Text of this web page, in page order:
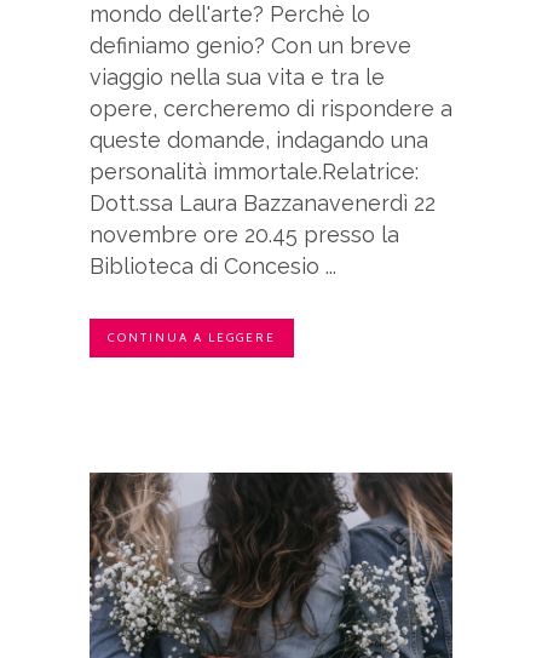
mondo dell'arte? Perchè lo
definiamo genio? Con un breve
viaggio nella sua vita e tra le
opere, cercheremo di rispondere a
queste domande, indagando una
personalità immortale.Relatrice:
Dott.ssa Laura Bazzanavenerdì 22
novembre ore 20.45 presso la
Biblioteca di Concesio ...
CONTINUA A LEGGERE